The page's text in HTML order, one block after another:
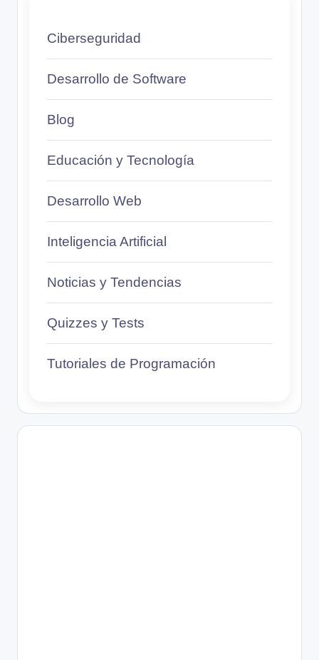
Ciberseguridad
Desarrollo de Software
Blog
Educación y Tecnología
Desarrollo Web
Inteligencia Artificial
Noticias y Tendencias
Quizzes y Tests
Tutoriales de Programación